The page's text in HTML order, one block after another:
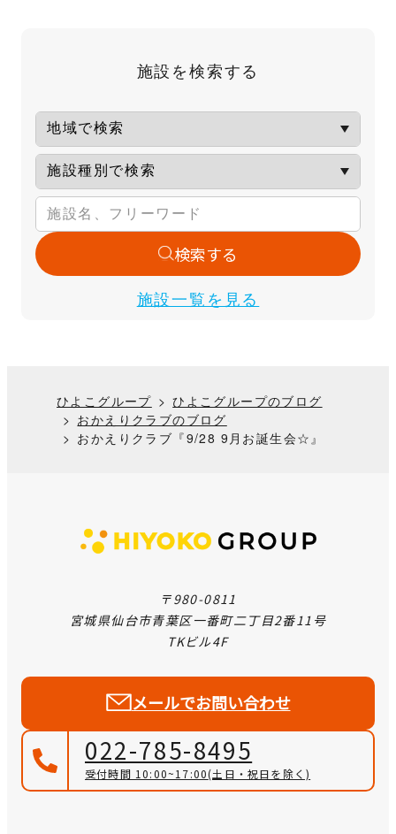
施設を検索する
施設一覧を見る
検索する
ひよこグループ
ひよこグループのブログ
おかえりクラブのブログ
おかえりクラブ『9/28 9月お誕生会☆』
〒980-0811
宮城県仙台市青葉区一番町二丁目2番11号
TKビル4F
メールでお問い合わせ
022-785-8495
受付時間 10:00~17:00(土日・祝日を除く)